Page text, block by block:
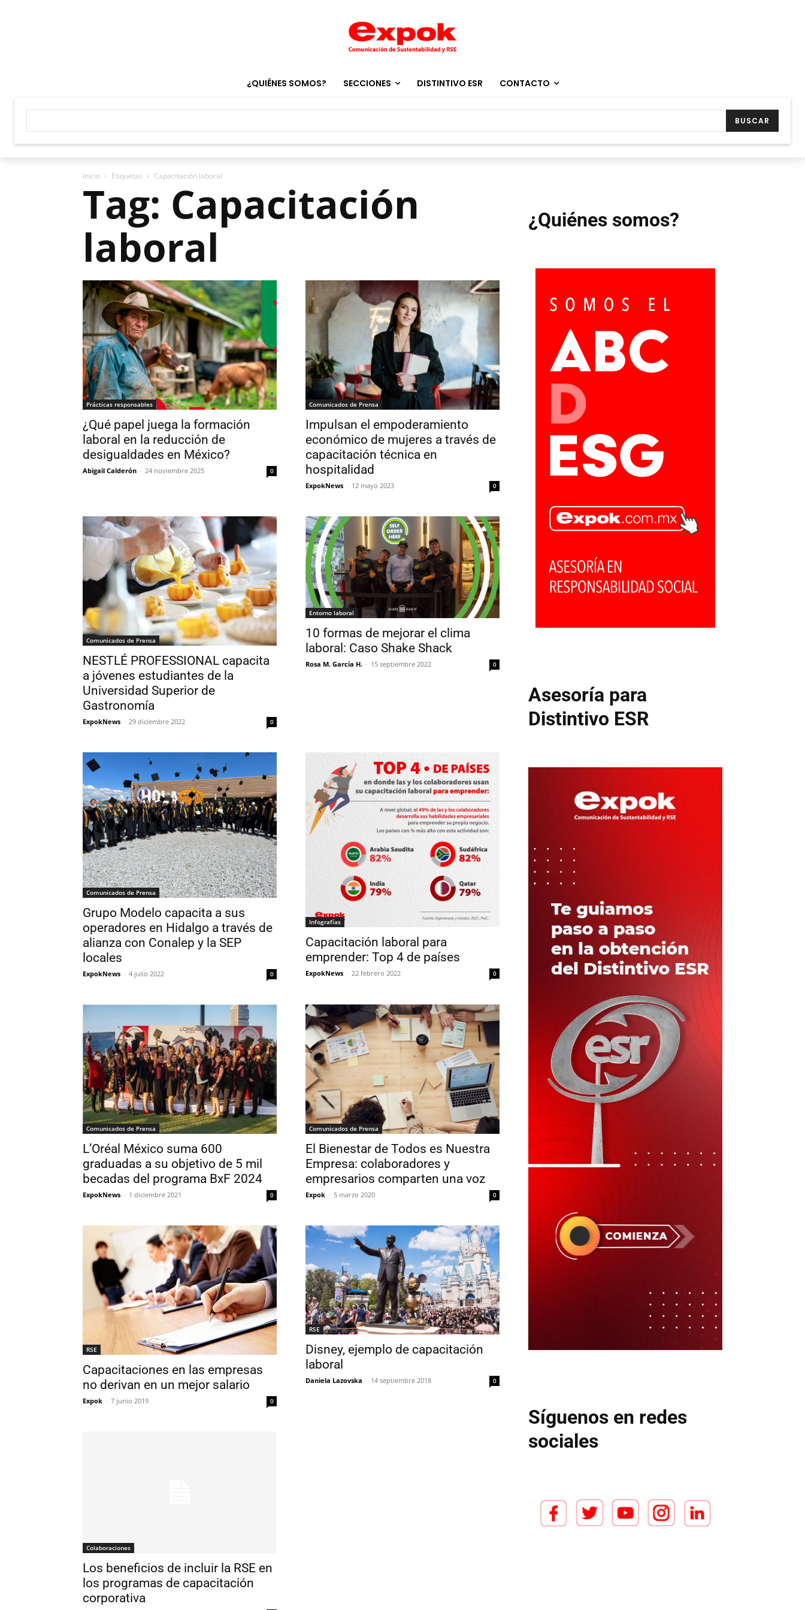
¿QUIÉNES SOMOS? SECCIONES DISTINTIVO ESR CONTACTO
BUSCAR
Inicio Etiquetas Capacitación laboral
Tag: Capacitación
laboral
Prácticas responsables
¿Qué papel juega la formación
laboral en la reducción de
desigualdades en México?
Abigail Calderón - 24 noviembre 2025 0
Comunicados de Prensa
Impulsan el empoderamiento
económico de mujeres a través de
capacitación técnica en
hospitalidad
ExpokNews - 12 mayo 2023 0
Comunicados de Prensa
NESTLÉ PROFESSIONAL capacita
a jóvenes estudiantes de la
Universidad Superior de
Gastronomía
ExpokNews - 29 diciembre 2022 0
Entorno laboral
10 formas de mejorar el clima
laboral: Caso Shake Shack
Rosa M. García H. - 15 septiembre 2022 0
Comunicados de Prensa
Grupo Modelo capacita a sus
operadores en Hidalgo a través de
alianza con Conalep y la SEP
locales
ExpokNews - 4 julio 2022 0
Infografías
Capacitación laboral para
emprender: Top 4 de países
ExpokNews - 22 febrero 2022 0
Comunicados de Prensa
L’Oréal México suma 600
graduadas a su objetivo de 5 mil
becadas del programa BxF 2024
ExpokNews - 1 diciembre 2021 0
Comunicados de Prensa
El Bienestar de Todos es Nuestra
Empresa: colaboradores y
empresarios comparten una voz
Expok - 5 marzo 2020 0
RSE
Capacitaciones en las empresas
no derivan en un mejor salario
Expok - 7 junio 2019 0
RSE
Disney, ejemplo de capacitación
laboral
Daniela Lazovska - 14 septiembre 2018 0
Colaboraciones
Los beneficios de incluir la RSE en
los programas de capacitación
corporativa
¿Quiénes somos?
Asesoría para
Distintivo ESR
Síguenos en redes
sociales